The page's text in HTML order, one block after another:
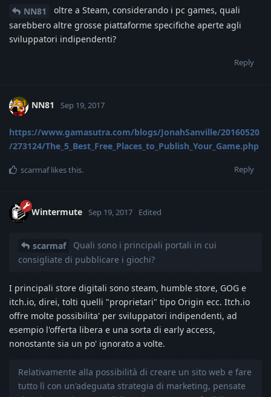
NN81
oltre a Steam, considerando i pc games, quali
sarebbero altre grosse piattaforme specifiche aperte agli
sviluppatori indipendenti?
Reply
NN81 Sep 19, 2017
https://www.gamasutra.com/blogs/JonahSanville/20160520
/273124/The_5_Best_Free_Places_to_Publish_Your_Game.php
Reply
scarmaflikes this.
Wintermute Sep 19, 2017 Edited
scarmaf
Quali sono i principali portali in cui
consigliate di pubblicare i giochi?
I principali store digitali sono steam, humble store, GOG e
itch.io, direi, tolti quelli "proprietari" tipo Origin ecc. Itch.io
offre molte possibilita' per sviluppatori indipendenti, ad
esempio l'offerta libera e una sorta di early access,
nonostante sia un po' ignorato a volte.
Relativamente alla possibilità di creare un sito web e fare
tutto lì con un'adeguata strategia di marketing, pensate